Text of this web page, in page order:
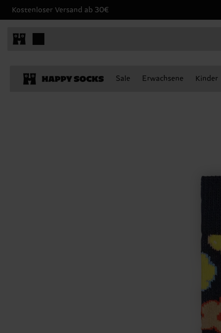
Kostenloser Versand ab 30€
Sale Erwachsene Kinder